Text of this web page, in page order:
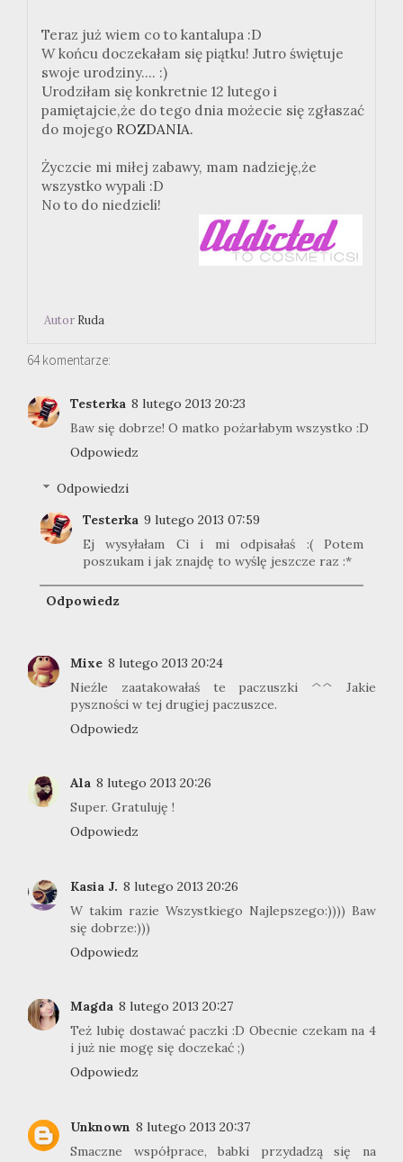
Teraz już wiem co to kantalupa :D
W końcu doczekałam się piątku! Jutro świętuje
swoje urodziny.... :)
Urodziłam się konkretnie 12 lutego i
pamiętajcie,że do tego dnia możecie się zgłaszać
do mojego ROZDANIA.
Życzcie mi miłej zabawy, mam nadzieję,że
wszystko wypali :D
No to do niedzieli!
Autor Ruda
64 komentarze:
Testerka 8 lutego 2013 20:23
Baw się dobrze! O matko pożarłabym wszystko :D
Odpowiedz
Odpowiedzi
Testerka 9 lutego 2013 07:59
Ej wysyłałam Ci i mi odpisałaś :( Potem
poszukam i jak znajdę to wyślę jeszcze raz :*
Odpowiedz
Mixe 8 lutego 2013 20:24
Nieźle zaatakowałaś te paczuszki ^^ Jakie
pyszności w tej drugiej paczuszce.
Odpowiedz
Ala 8 lutego 2013 20:26
Super. Gratuluję !
Odpowiedz
Kasia J. 8 lutego 2013 20:26
W takim razie Wszystkiego Najlepszego:)))) Baw
się dobrze:)))
Odpowiedz
Magda 8 lutego 2013 20:27
Też lubię dostawać paczki :D Obecnie czekam na 4
i już nie mogę się doczekać ;)
Odpowiedz
Unknown 8 lutego 2013 20:37
Smaczne współprace, babki przydadzą się na